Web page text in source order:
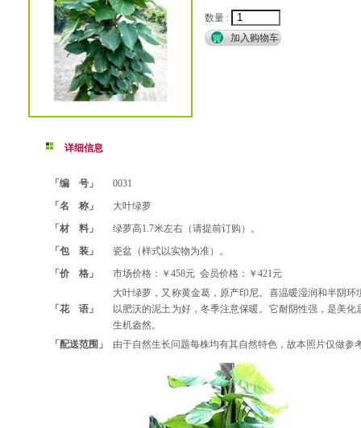
数量 :
详细信息
「编 号」
0031
「名 称」
大叶绿萝
「材 料」
绿萝高1.7米左右（请提前订购）。
「包 装」
瓷盆（样式以实物为准）。
「价 格」
市场价格：￥458元 会员价格：￥421元
「花 语」
大叶绿萝，又称黄金葛，原产印尼。喜温暖湿润和半阴
以肥沃的泥土为好，冬季注意保暖。它耐阴性强，是美
生机盎然。
「配送范围」
由于自然生长问题每株均有其自然特色，故本照片仅做参